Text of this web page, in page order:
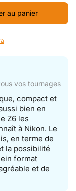
au panier
vos tournages
compact et
bien en
Z6 les
à Nikon. Le
en terme de
la possibilité
format
et de